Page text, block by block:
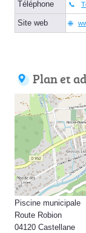
Téléphone
Site web
Plan et
Piscine municipale
Route Robion
04120 Castellane